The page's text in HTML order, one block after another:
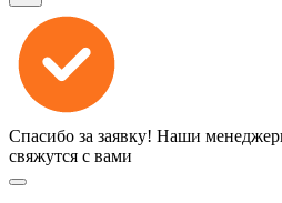
Спасибо за заявку! Наши
свяжутся с вами